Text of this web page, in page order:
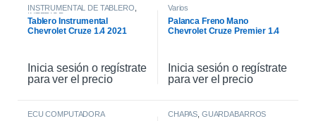
INSTRUMENTAL DE TABLERO
INTERIOR
Tablero Instrumental
Chevrolet Cruze 1.4 2021
Inicia sesión o regístrate
para ver el precio
Varios
Palanca Freno Mano
Chevrolet Cruze Premier 1.4
Inicia sesión o regístrate
para ver el precio
ECU COMPUTADORA CHAPAS GUARDABARROS